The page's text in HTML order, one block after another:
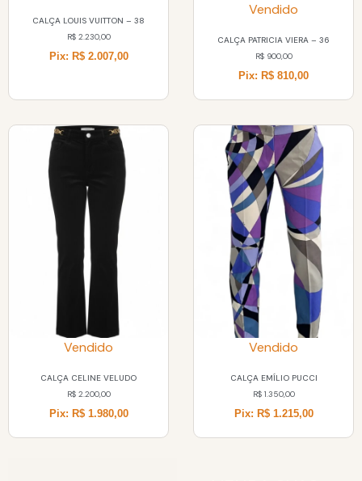
CALÇA LOUIS VUITTON – 38
R$2.230,00
Pix: R$ 2.007,00
Vendido
CALÇA PATRICIA VIERA – 36
R$900,00
Pix: R$ 810,00
Vendido
CALÇA CELINE VELUDO
R$2.200,00
Pix: R$ 1.980,00
Vendido
CALÇA EMÍLIO PUCCI
R$1.350,00
Pix: R$ 1.215,00